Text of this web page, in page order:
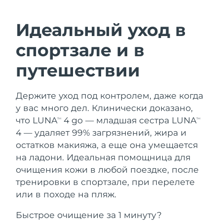
Идеальный уход в
спортзале и в
путешествии
Держите уход под контролем, даже когда
у вас много дел. Клинически доказано,
что LUNATM 4 go — младшая сестра LUNATM
4 — удаляет 99% загрязнений, жира и
остатков макияжа, а еще она умещается
на ладони. Идеальная помощница для
очищения кожи в любой поездке, после
тренировки в спортзале, при перелете
или в походе на пляж.
Быстрое очищение за 1 минуту?
Очищение кожи
LUNA™ 4 набор
LUNA™ 4 Plus
Massage, LED heating
LUNA™ 4 Men
For men, anti-aging massage
Лифтинг
BEAR™ 2 набор
BEAR™ 2 go
Microcurrent toning on-the-go
BEAR™ 2 eyes & lips
Microcurrent line smoothing device
Увлажнение
UFO™ 3 набор
Deep facial hydration
UFO™ 3 LED
Near-infrared and red light therapy
Забота о полости рта
issa™ 4
Hybrid silicone sonic toothbrush
issa™ 4 plus
Smart hybrid silicone sonic toothbrush
FAQ™ АНТИВОЗРАСТНОЙ УХОД
NEW
Австралия
Ожидаемая дата доставки
Австрия
Ожидаемая дата доставки
Бахрейн
Ожидаемая дата доставки
8/12/26
Бельгия
Ожидаемая дата доставки
8/11/26
Бермудские о-ва
Ожидаемая дата доставки
8/17/26
Босния и
Герцеговина